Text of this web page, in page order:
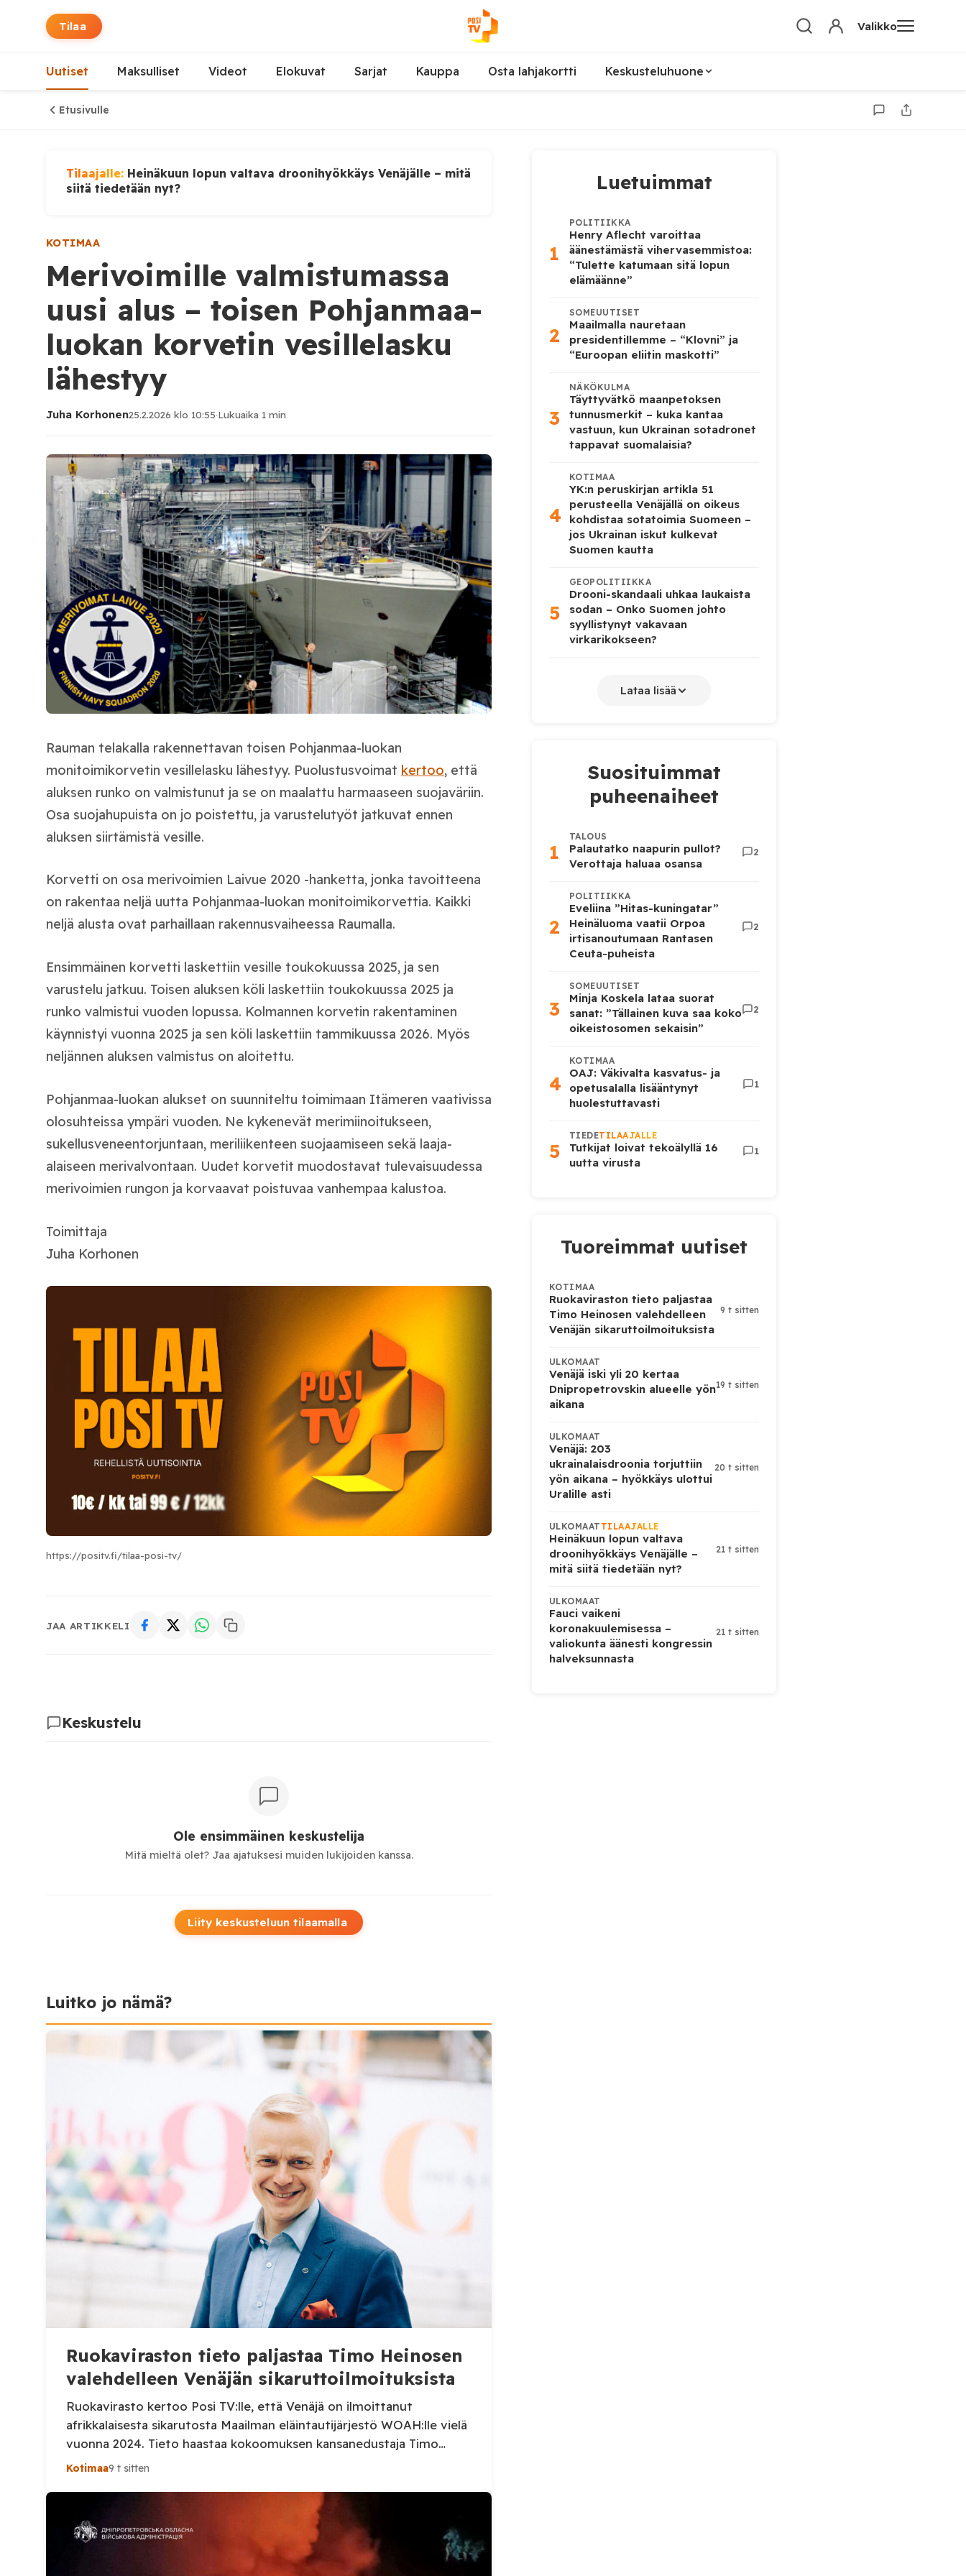
Tilaa Valikko
Uutiset Maksulliset Videot Elokuvat Sarjat Kauppa Osta lahjakortti Keskusteluhuone
Etusivulle
Tilaajalle: Heinäkuun lopun valtava droonihyökkäys Venäjälle – mitä
siitä tiedetään nyt?
KOTIMAA
Merivoimille valmistumassa
uusi alus – toisen Pohjanmaa-
luokan korvetin vesillelasku
lähestyy
Juha Korhonen25.2.2026 klo 10:55·Lukuaika 1 min
Rauman telakalla rakennettavan toisen Pohjanmaa-luokan
monitoimikorvetin vesillelasku lähestyy. Puolustusvoimat kertoo, että
aluksen runko on valmistunut ja se on maalattu harmaaseen suojaväriin.
Osa suojahupuista on jo poistettu, ja varustelutyöt jatkuvat ennen
aluksen siirtämistä vesille.
Korvetti on osa merivoimien Laivue 2020 -hanketta, jonka tavoitteena
on rakentaa neljä uutta Pohjanmaa-luokan monitoimikorvettia. Kaikki
neljä alusta ovat parhaillaan rakennusvaiheessa Raumalla.
Ensimmäinen korvetti laskettiin vesille toukokuussa 2025, ja sen
varustelu jatkuu. Toisen aluksen köli laskettiin toukokuussa 2025 ja
runko valmistui vuoden lopussa. Kolmannen korvetin rakentaminen
käynnistyi vuonna 2025 ja sen köli laskettiin tammikuussa 2026. Myös
neljännen aluksen valmistus on aloitettu.
Pohjanmaa-luokan alukset on suunniteltu toimimaan Itämeren vaativissa
olosuhteissa ympäri vuoden. Ne kykenevät merimiinoitukseen,
sukellusveneentorjuntaan, meriliikenteen suojaamiseen sekä laaja-
alaiseen merivalvontaan. Uudet korvetit muodostavat tulevaisuudessa
merivoimien rungon ja korvaavat poistuvaa vanhempaa kalustoa.
Toimittaja
Juha Korhonen
https://positv.fi/tilaa-posi-tv/
JAA ARTIKKELI
Keskustelu
Ole ensimmäinen keskustelija
Mitä mieltä olet? Jaa ajatuksesi muiden lukijoiden kanssa.
Liity keskusteluun tilaamalla
Luitko jo nämä?
Ruokaviraston tieto paljastaa Timo Heinosen
valehdelleen Venäjän sikaruttoilmoituksista
Ruokavirasto kertoo Posi TV:lle, että Venäjä on ilmoittanut
afrikkalaisesta sikarutosta Maailman eläintautijärjestö WOAH:lle vielä
vuonna 2024. Tieto haastaa kokoomuksen kansanedustaja Timo
Heinosen (kok.) esittämän väitteen Venäjän sikaruttoilmoituksista.
sekä WOAH:n kautta että suoraan Venäjän eläinlääkintäviranomaisille.
Ruokavirasto kertoi Posi TV:lle tarkempia tietoja Suomen
ensimmäisestä afrikkalaisen sikaruton tapauksesta sekä
Kotimaa9 t sitten
Luetuimmat
1
POLITIIKKA
Henry Aflecht varoittaa
äänestämästä vihervasemmistoa:
“Tulette katumaan sitä lopun
elämäänne”
2
SOMEUUTISET
Maailmalla nauretaan
presidentillemme – “Klovni” ja
“Euroopan eliitin maskotti”
3
NÄKÖKULMA
Täyttyvätkö maanpetoksen
tunnusmerkit – kuka kantaa
vastuun, kun Ukrainan sotadronet
tappavat suomalaisia?
4
KOTIMAA
YK:n peruskirjan artikla 51
perusteella Venäjällä on oikeus
kohdistaa sotatoimia Suomeen –
jos Ukrainan iskut kulkevat
Suomen kautta
5
GEOPOLITIIKKA
Drooni-skandaali uhkaa laukaista
sodan – Onko Suomen johto
syyllistynyt vakavaan
virkarikokseen?
Lataa lisää
Suosituimmat
puheenaiheet
1
TALOUS
Palautatko naapurin pullot?
Verottaja haluaa osansa
2
2
POLITIIKKA
Eveliina ”Hitas-kuningatar”
Heinäluoma vaatii Orpoa
irtisanoutumaan Rantasen
Ceuta-puheista
2
3
SOMEUUTISET
Minja Koskela lataa suorat
sanat: ”Tällainen kuva saa koko
oikeistosomen sekaisin”
2
4
KOTIMAA
OAJ: Väkivalta kasvatus- ja
opetusalalla lisääntynyt
huolestuttavasti
1
5
TIEDETILAAJALLE
Tutkijat loivat tekoälyllä 16
uutta virusta
1
Tuoreimmat uutiset
KOTIMAA
Ruokaviraston tieto paljastaa
Timo Heinosen valehdelleen
Venäjän sikaruttoilmoituksista
9 t sitten
ULKOMAAT
Venäjä iski yli 20 kertaa
Dnipropetrovskin alueelle yön
aikana
19 t sitten
ULKOMAAT
Venäjä: 203
ukrainalaisdroonia torjuttiin
yön aikana – hyökkäys ulottui
Uralille asti
20 t sitten
ULKOMAAT TILAAJALLE
Heinäkuun lopun valtava
droonihyökkäys Venäjälle –
mitä siitä tiedetään nyt?
21 t sitten
ULKOMAAT
Fauci vaikeni
koronakuulemisessa –
valiokunta äänesti kongressin
halveksunnasta
21 t sitten